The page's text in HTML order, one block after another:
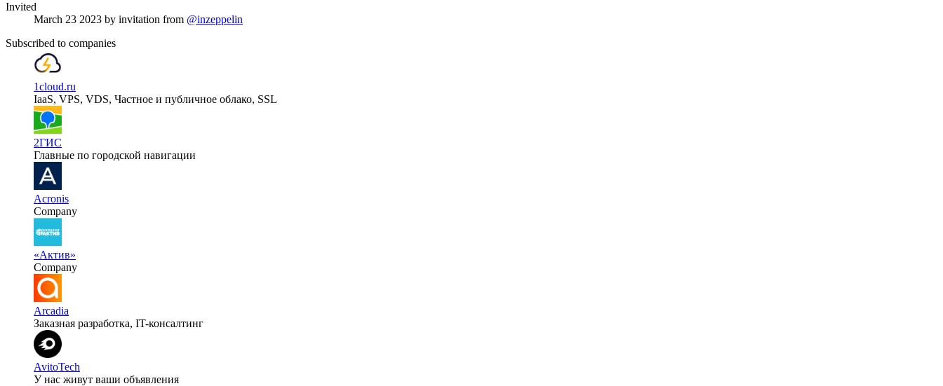
Invited
March 23 2023 by invitation from @inzeppelin
Subscribed to companies
1cloud.ru
IaaS, VPS, VDS, Частное и публичное облако, SSL
2ГИС
Главные по городской навигации
Acronis
Company
«Актив»
Company
Arcadia
Заказная разработка, IT-консалтинг
AvitoTech
У нас живут ваши объявления